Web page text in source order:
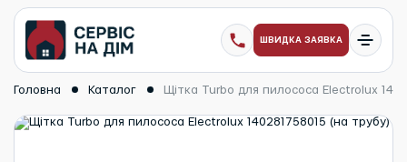
ШВИДКА ЗАЯВКА
Головна Каталог Щітка Turbo для пилососа Electrolux